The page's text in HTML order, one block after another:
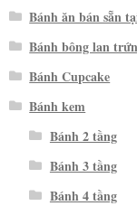
Bánh ăn bán sẵn
Bánh bông lan
Bánh Cupcake
Bánh kem
Bánh 2 tầng
Bánh 3 tầng
Bánh 4 tầng